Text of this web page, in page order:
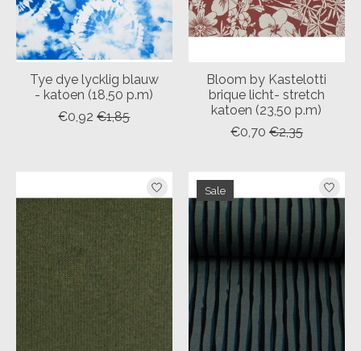
Tye dye lycklig blauw
- katoen (18,50 p.m)
€0,92 €1,85
Bloom by Kastelotti
brique licht- stretch
katoen (23,50 p.m)
€0,70 €2,35
Sale